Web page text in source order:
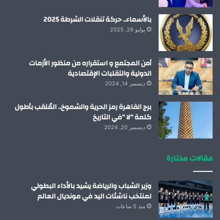
بالأسماء.. حركة تنقلات الشرطة 2025
يوليو 26, 2025
أمن المجتمع و استقراره من منظور الأزمات
الدولية والتقلبات الإقتصادية
ديسمبر 14, 2024
برج القاهرة رمز الحرية والشموخ.. المُلقب بأطول
كلمة “لا “في التاريخ
ديسمبر 20, 2024
مقالات مختارة
وزير الشباب والرياضة يشيد بالأداء البطولي
لمنتخب ناشئات اليد في مونديال العالم
منذ 5 ساعات